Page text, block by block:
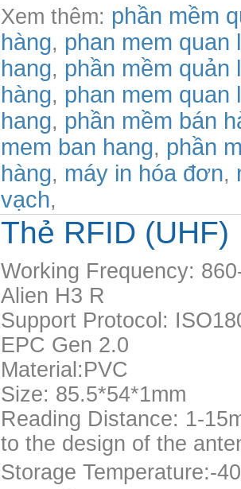
Xem thêm: phần mềm
hàng, phan mem quan
hang, phần mềm quản
hàng, phan mem quan
hang, phần mềm bán
mem ban hang, phần
hàng, máy in hóa đơn,
vạch,
Thẻ RFID (UHF)
Working Frequency:
Alien H3 R
Support Protocol:
EPC Gen 2.0
Material:PVC
Size: 85.5*54*1mm
Reading Distance: 1-
to the design of the
Storage Temperature:-